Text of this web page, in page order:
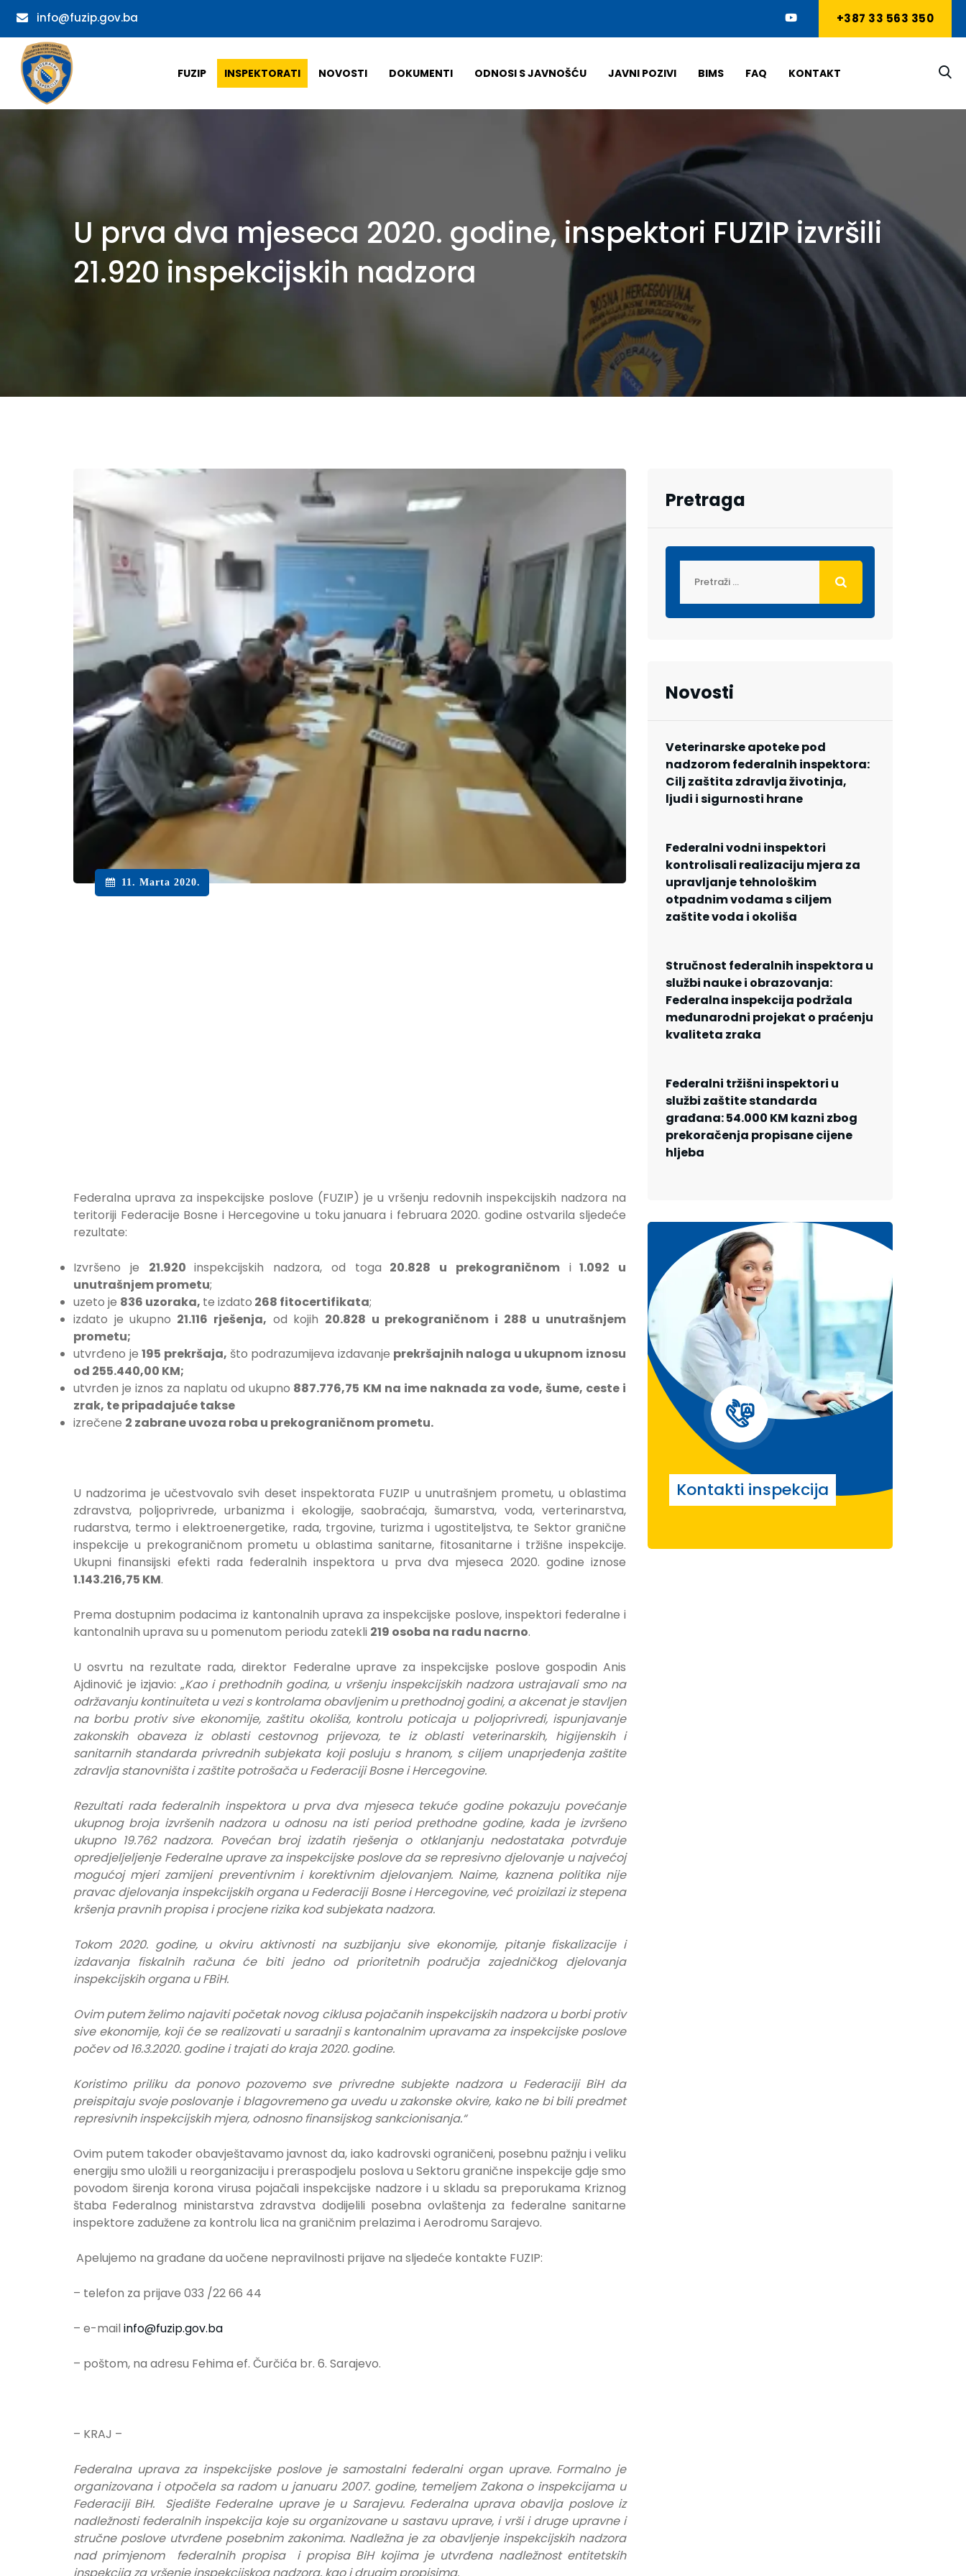
info@fuzip.gov.ba +387 33 563 350
FUZIP INSPEKTORATI NOVOSTI DOKUMENTI ODNOSI S JAVNOŠĆU JAVNI POZIVI BIMS FAQ KONTAKT
U prva dva mjeseca 2020. godine, inspektori FUZIP izvršili
21.920 inspekcijskih nadzora
11. Marta 2020.
Federalna uprava za inspekcijske poslove (FUZIP) je u vršenju redovnih inspekcijskih nadzora na
teritoriji Federacije Bosne i Hercegovine u toku januara i februara 2020. godine ostvarila sljedeće
rezultate:
Izvršeno je 21.920inspekcijskih nadzora, od toga 20.828 u prekograničnomi 1.092 u
unutrašnjem prometu;
uzeto je 836 uzoraka, te izdato 268 fitocertifikata;
izdato je ukupno 21.116 rješenja, od kojih 20.828 u prekograničnom i 288 u unutrašnjem
prometu;
utvrđeno je195 prekršaja, što podrazumijeva izdavanje prekršajnih naloga u ukupnom iznosu
od 255.440,00 KM;
utvrđen je iznos za naplatu od ukupno 887.776,75 KM na ime naknada za vode, šume, ceste i
zrak, te pripadajuće takse
izrečene 2 zabrane uvoza roba u prekograničnom prometu.
U nadzorima je učestvovalo svih deset inspektorata FUZIP u unutrašnjem prometu, u oblastima
zdravstva, poljoprivrede, urbanizma i ekologije, saobraćaja, šumarstva, voda, verterinarstva,
rudarstva, termo i elektroenergetike, rada, trgovine, turizma i ugostiteljstva, te Sektor granične
inspekcije u prekograničnom prometu u oblastima sanitarne, fitosanitarne i tržišne inspekcije.
Ukupni finansijski efekti rada federalnih inspektora u prva dva mjeseca 2020. godine iznose
1.143.216,75 KM.
Prema dostupnim podacima iz kantonalnih uprava za inspekcijske poslove, inspektori federalne i
kantonalnih uprava su u pomenutom periodu zatekli 219 osoba na radu nacrno.
U osvrtu na rezultate rada, direktor Federalne uprave za inspekcijske poslove gospodin Anis
Ajdinović je izjavio: „Kao i prethodnih godina, u vršenju inspekcijskih nadzora ustrajavali smo na
održavanju kontinuiteta u vezi s kontrolama obavljenim u prethodnoj godini, a akcenat je stavljen
na borbu protiv sive ekonomije, zaštitu okoliša, kontrolu poticaja u poljoprivredi, ispunjavanje
zakonskih obaveza iz oblasti cestovnog prijevoza, te iz oblasti veterinarskih, higijenskih i
sanitarnih standarda privrednih subjekata koji posluju s hranom, s ciljem unaprjeđenja zaštite
zdravlja stanovništa i zaštite potrošača u Federaciji Bosne i Hercegovine.
Rezultati rada federalnih inspektora u prva dva mjeseca tekuće godine pokazuju povećanje
ukupnog broja izvršenih nadzora u odnosu na isti period prethodne godine, kada je izvršeno
ukupno 19.762 nadzora. Povećan broj izdatih rješenja o otklanjanju nedostataka potvrđuje
opredjeljeljenje Federalne uprave za inspekcijske poslove da se represivno djelovanje u najvećoj
mogućoj mjeri zamijeni preventivnim i korektivnim djelovanjem. Naime, kaznena politika nije
pravac djelovanja inspekcijskih organa u Federaciji Bosne i Hercegovine, već proizilazi iz stepena
kršenja pravnih propisa i procjene rizika kod subjekata nadzora.
Tokom 2020. godine, u okviru aktivnosti na suzbijanju sive ekonomije, pitanje fiskalizacije i
izdavanja fiskalnih računa će biti jedno od prioritetnih područja zajedničkog djelovanja
inspekcijskih organa u FBiH.
Ovim putem želimo najaviti početak novog ciklusa pojačanih inspekcijskih nadzora u borbi protiv
sive ekonomije, koji će se realizovati u saradnji s kantonalnim upravama za inspekcijske poslove
počev od 16.3.2020. godine i trajati do kraja 2020. godine.
Koristimo priliku da ponovo pozovemo sve privredne subjekte nadzora u Federaciji BiH da
preispitaju svoje poslovanje i blagovremeno ga uvedu u zakonske okvire, kako ne bi bili predmet
represivnih inspekcijskih mjera, odnosno finansijskog sankcionisanja.“
Ovim putem također obavještavamo javnost da, iako kadrovski ograničeni, posebnu pažnju i veliku
energiju smo uložili u reorganizaciju i preraspodjelu poslova u Sektoru granične inspekcije gdje smo
povodom širenja korona virusa pojačali inspekcijske nadzore i u skladu sa preporukama Kriznog
štaba Federalnog ministarstva zdravstva dodijelili posebna ovlaštenja za federalne sanitarne
inspektore zadužene za kontrolu lica na graničnim prelazima i Aerodromu Sarajevo.
Apelujemo na građane da uočene nepravilnosti prijave na sljedeće kontakte FUZIP:
– telefon za prijave 033 /22 66 44
– e-mail info@fuzip.gov.ba
– poštom, na adresu Fehima ef. Čurčića br. 6. Sarajevo.
– KRAJ –
Federalna uprava za inspekcijske poslove je samostalni federalni organ uprave. Formalno je
organizovana i otpočela sa radom u januaru 2007. godine, temeljem Zakona o inspekcijama u
Federaciji BiH. Sjedište Federalne uprave je u Sarajevu. Federalna uprava obavlja poslove iz
nadležnosti federalnih inspekcija koje su organizovane u sastavu uprave, i vrši i druge upravne i
stručne poslove utvrđene posebnim zakonima. Nadležna je za obavljenje inspekcijskih nadzora
nad primjenom federalnih propisa i propisa BiH kojima je utvrđena nadležnost entitetskih
inspekcija za vršenje inspekcijskog nadzora, kao i drugim propisima.
Pretraga
Novosti
Veterinarske apoteke pod
nadzorom federalnih inspektora:
Cilj zaštita zdravlja životinja,
ljudi i sigurnosti hrane
Federalni vodni inspektori
kontrolisali realizaciju mjera za
upravljanje tehnološkim
otpadnim vodama s ciljem
zaštite voda i okoliša
Stručnost federalnih inspektora u
službi nauke i obrazovanja:
Federalna inspekcija podržala
međunarodni projekat o praćenju
kvaliteta zraka
Federalni tržišni inspektori u
službi zaštite standarda
građana: 54.000 KM kazni zbog
prekoračenja propisane cijene
hljeba
Kontakti inspekcija